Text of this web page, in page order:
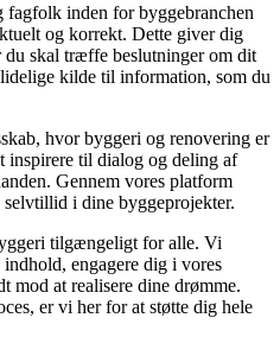
fagfolk inden for byggebranchen
og korrekt. Dette giver dig
du skal træffe beslutninger om dit
kilde til information, som du
hvor byggeri og renovering er
inspirere til dialog og deling af
Gennem vores platform
i dine byggeprojekter.
tilgængeligt for alle. Vi
engagere dig i vores
mod at realisere dine drømme.
er vi her for at støtte dig hele